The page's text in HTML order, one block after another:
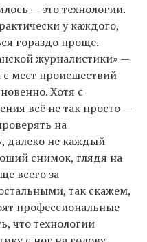
— это технологии.
у каждого,
гораздо проще.
журналистики» —
мест происшествий
Хотя с
всё не так просто —
на
далеко не каждый
снимок, глядя на
всего за
так скажем,
профессиональные
что технологии